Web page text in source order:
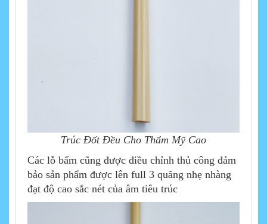
Trúc Đốt Đều Cho Thẩm Mỹ Cao
Các lỗ bấm cũng được điều chỉnh thủ công đảm
bảo sản phẩm được lên full 3 quãng nhẹ nhàng
đạt độ cao sắc nét của âm tiêu trúc